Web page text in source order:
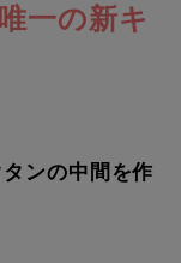
一の新キ
ンの中間を作